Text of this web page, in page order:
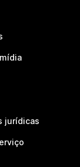
jurídicas